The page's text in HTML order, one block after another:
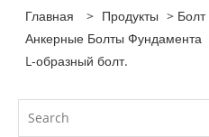
Главная > Продукты > Болт
Анкерные Болты Фундамента
L-образный болт.